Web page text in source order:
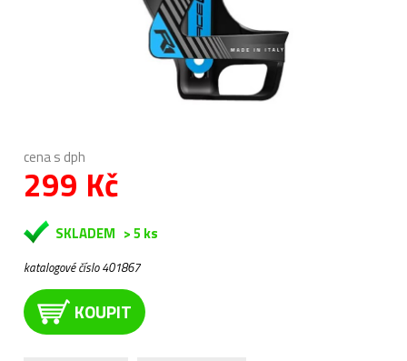
cena s dph
299 Kč
SKLADEM > 5 ks
katalogové číslo 401867
KOUPIT